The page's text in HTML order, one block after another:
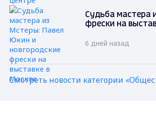
Судьба мастера
фрески на
6 дней назад
Смотреть новости категории